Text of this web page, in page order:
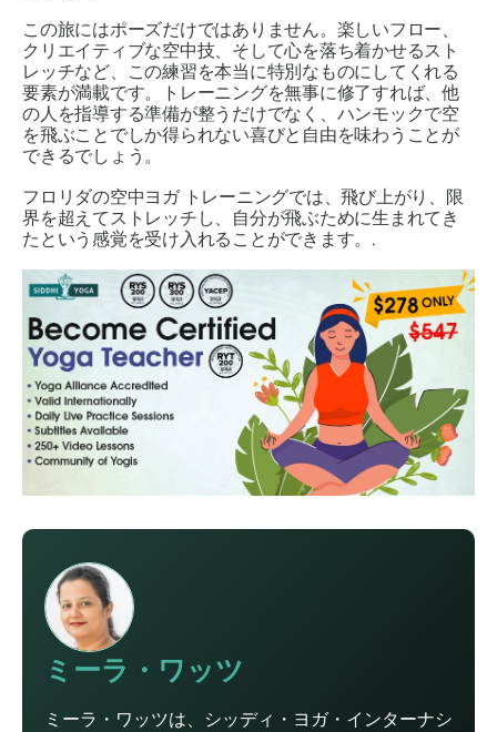
この旅にはポーズだけではありません。楽しいフロー、
クリエイティブな空中技、そして心を落ち着かせるスト
レッチなど、この練習を本当に特別なものにしてくれる
要素が満載です。トレーニングを無事に修了すれば、他
の人を指導する準備が整うだけでなく、ハンモックで空
を飛ぶことでしか得られない喜びと自由を味わうことが
できるでしょう。
フロリダの空中ヨガ トレーニングでは、飛び上がり、限
界を超えてストレッチし、自分が飛ぶために生まれてき
たという感覚を受け入れることができます。.
ミーラ・ワッツ
ミーラ・ワッツは、シッディ・ヨガ・インターナシ